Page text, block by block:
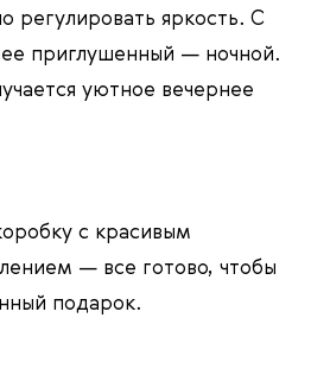
яркость. С
приглушенный — ночной.
уютное вечернее
с красивым
— все готово, чтобы
подарок.